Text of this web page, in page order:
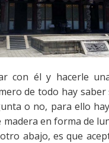
con él y hacerle
de todo hay saber
o no, para ello
en forma de
abajo, es que